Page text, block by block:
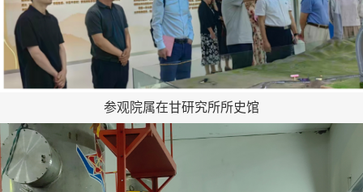
参观院属在甘研究所所史馆